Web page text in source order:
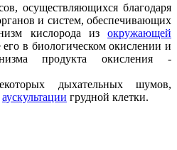
осуществляющихся благодаря
и систем, обеспечивающих
кислорода из окружающей
его в биологическом окислении и
продукта окисления -
дыхательных шумов,
аускультации грудной клетки.